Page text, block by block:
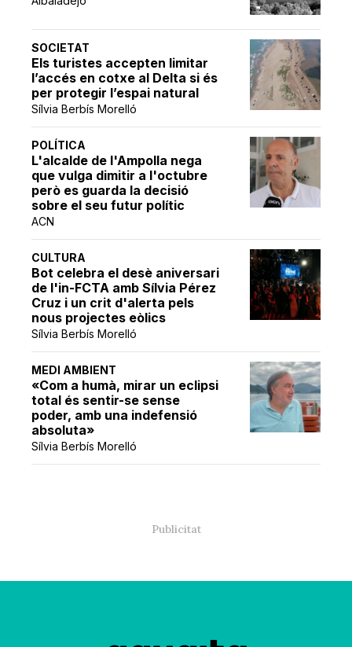
SOCIETAT
Els turistes accepten limitar
l’accés en cotxe al Delta si és
per protegir l’espai natural
Sílvia Berbís Morelló
POLÍTICA
L'alcalde de l'Ampolla nega
que vulga dimitir a l'octubre
però es guarda la decisió
sobre el seu futur polític
ACN
CULTURA
Bot celebra el desè aniversari
de l'in-FCTA amb Sílvia Pérez
Cruz i un crit d'alerta pels
nous projectes eòlics
Sílvia Berbís Morelló
MEDI AMBIENT
«Com a humà, mirar un eclipsi
total és sentir-se sense
poder, amb una indefensió
absoluta»
Sílvia Berbís Morelló